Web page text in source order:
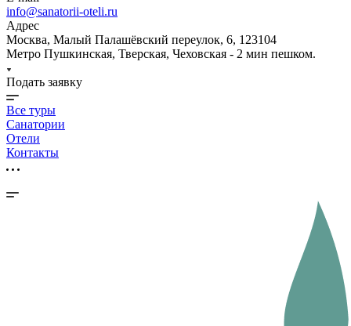
info@sanatorii-oteli.ru
Адрес
Москва, Малый Палашёвский переулок, 6, 123104
Метро Пушкинская, Тверская, Чеховская - 2 мин пешком.
Подать заявку
Все туры
Санатории
Отели
Контакты